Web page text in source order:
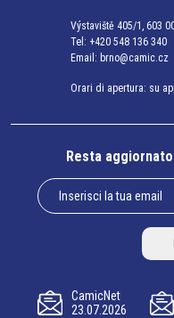
Výstaviště 405/1, 603
Tel: +420 548 136 340
Email: brno@camic.cz
Orari di apertura: su
Resta
CamicNet
23.07.2026